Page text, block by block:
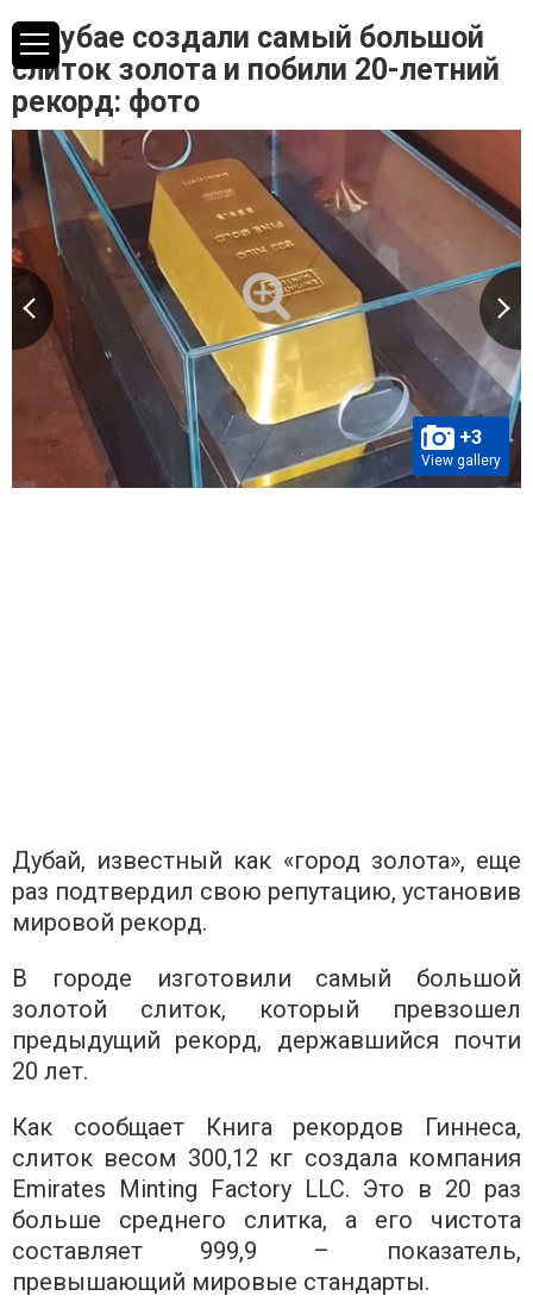
В Дубае создали самый большой
слиток золота и побили 20-летний
рекорд: фото
+3
View gallery
Дубай, известный как «город золота», еще
раз подтвердил свою репутацию, установив
мировой рекорд.
В городе изготовили самый большой
золотой слиток, который превзошел
предыдущий рекорд, державшийся почти
20 лет.
Как сообщает Книга рекордов Гиннеса,
слиток весом 300,12 кг создала компания
Emirates Minting Factory LLC. Это в 20 раз
больше среднего слитка, а его чистота
составляет 999,9 – показатель,
превышающий мировые стандарты.